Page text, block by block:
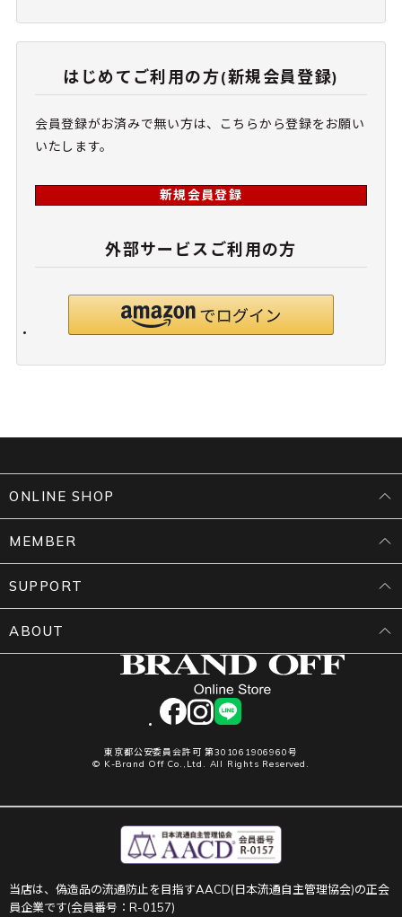
はじめてご利用の方(新規会員登録)
会員登録がお済みで無い方は、こちらから登録をお願い
いたします。
新規会員登録
外部サービスご利用の方
facebookinstagram
LINE
東京都公安委員会許可 第301061906960号
© K-Brand Off Co.,Ltd. All Rights Reserved.
ONLINE SHOP
MEMBER
SUPPORT
ABOUT
当店は、偽造品の流通防止を目指すAACD(日本流通自主管理協会)の正会
員企業です(会員番号：R-0157)